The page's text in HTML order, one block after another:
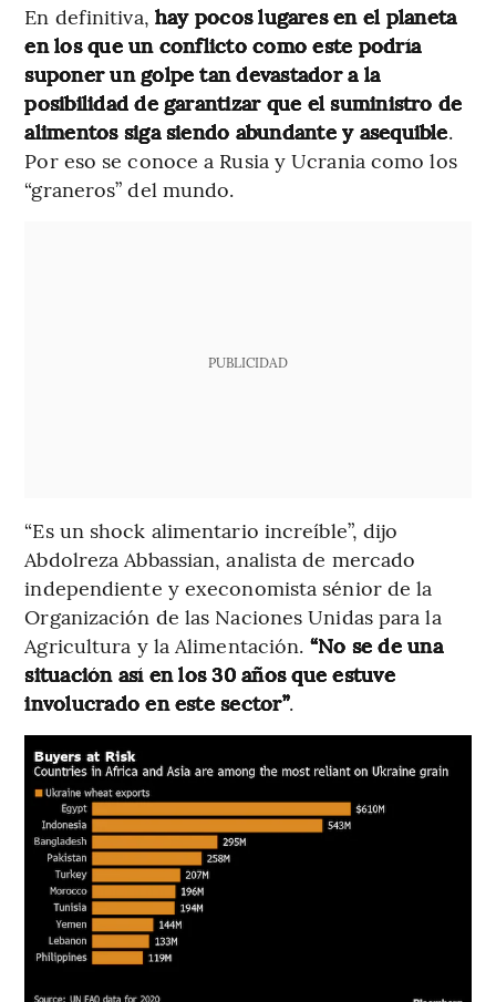
En definitiva, hay pocos lugares en el planeta
en los que un conflicto como este podría
suponer un golpe tan devastador a la
posibilidad de garantizar que el suministro de
alimentos siga siendo abundante y asequible.
Por eso se conoce a Rusia y Ucrania como los
“graneros” del mundo.
PUBLICIDAD
“Es un shock alimentario increíble”, dijo
Abdolreza Abbassian, analista de mercado
independiente y execonomista sénior de la
Organización de las Naciones Unidas para la
Agricultura y la Alimentación. “No se de una
situación así en los 30 años que estuve
involucrado en este sector”.